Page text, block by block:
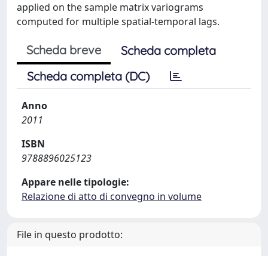
applied on the sample matrix variograms
computed for multiple spatial-temporal lags.
Scheda breve
Scheda completa
Scheda completa (DC)
Anno
2011
ISBN
9788896025123
Appare nelle tipologie:
Relazione di atto di convegno in volume
File in questo prodotto: